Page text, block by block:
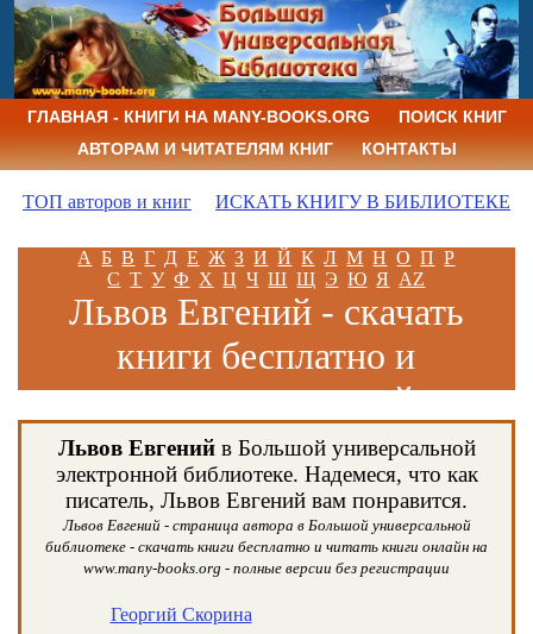
ГЛАВНАЯ - КНИГИ НА MANY-BOOKS.ORG
ПОИСК КНИГ
АВТОРАМ И ЧИТАТЕЛЯМ КНИГ
КОНТАКТЫ
ТОП авторов и книг ИСКАТЬ КНИГУ В БИБЛИОТЕКЕ
А Б В Г Д Е Ж З И Й К Л М Н О П Р
С Т У Ф Х Ц Ч Ш Щ Э Ю Я AZ
Львов Евгений - скачать
книги бесплатно и
читать книги онлайн
Львов Евгенийв Большой универсальной
электронной библиотеке. Надемеся, что как
писатель, Львов Евгений вам понравится.
Львов Евгений - страница автора в Большой универсальной
библиотеке - скачать книги бесплатно и читать книги онлайн на
www.many-books.org - полные версии без регистрации
Георгий Скорина